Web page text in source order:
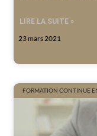
LIRE LA SUITE »
23 mars 2021
FORMATION CONTINUE